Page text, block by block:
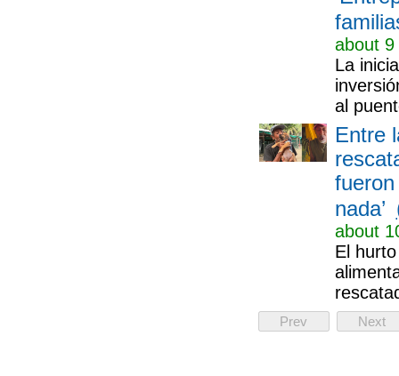
about
La
al
Entre
nada’
about
El
Prev Next